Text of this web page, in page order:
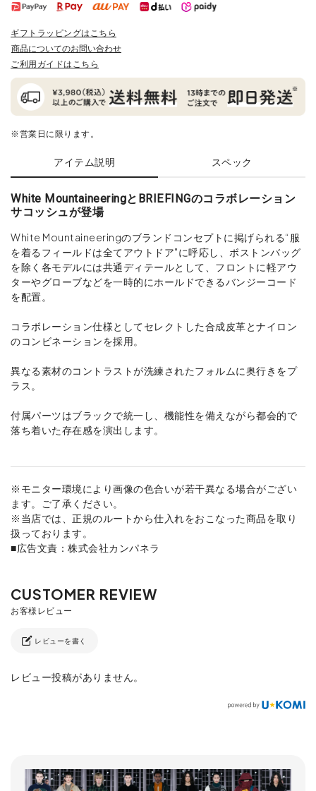
ギフトラッピングはこちら
商品についてのお問い合わせ
ご利用ガイドはこちら
※営業日に限ります。
アイテム説明 スペック
White MountaineeringとBRIEFINGのコラボレーション
サコッシュが登場
White Mountaineeringのブランドコンセプトに掲げられる“服
を着るフィールドは全てアウトドア"に呼応し、ボストンバッグ
を除く各モデルには共通ディテールとして、フロントに軽アウ
ターやグローブなどを一時的にホールドできるバンジーコード
を配置。
コラボレーション仕様としてセレクトした合成皮革とナイロン
のコンビネーションを採用。
異なる素材のコントラストが洗練されたフォルムに奥行きをプ
ラス。
付属パーツはブラックで統一し、機能性を備えながら都会的で
落ち着いた存在感を演出します。
※モニター環境により画像の色合いが若干異なる場合がござい
ます。ご了承ください。
※当店では、正規のルートから仕入れをおこなった商品を取り
扱っております。
■広告文責：株式会社カンパネラ
レビューを書く
レビュー投稿がありません。